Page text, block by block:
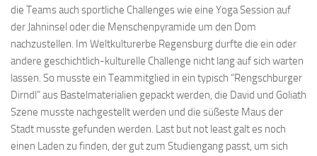
die Teams auch sportliche Challenges wie eine Yoga Session auf
der Jahninsel oder die Menschenpyramide um den Dom
nachzustellen. Im Weltkulturerbe Regensburg durfte die ein oder
andere geschichtlich-kulturelle Challenge nicht lang auf sich warten
lassen. So musste ein Teammitglied in ein typisch “Rengschburger
Dirndl” aus Bastelmaterialien gepackt werden, die David und Goliath
Szene musste nachgestellt werden und die süßeste Maus der
Stadt musste gefunden werden. Last but not least galt es noch
einen Laden zu finden, der gut zum Studiengang passt, um sich